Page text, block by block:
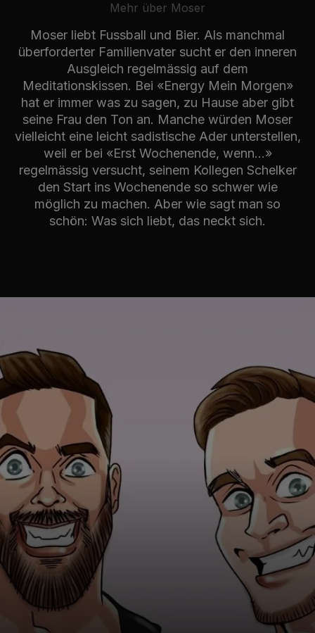
Mehr über Moser
Moser liebt Fussball und Bier. Als manchmal
überforderter Familienvater sucht er den inneren
Ausgleich regelmässig auf dem
Meditationskissen. Bei «Energy Mein Morgen»
hat er immer was zu sagen, zu Hause aber gibt
seine Frau den Ton an. Manche würden Moser
vielleicht eine leicht sadistische Ader unterstellen,
weil er bei «Erst Wochenende, wenn…»
regelmässig versucht, seinem Kollegen Schelker
den Start ins Wochenende so schwer wie
möglich zu machen. Aber wie sagt man so
schön: Was sich liebt, das neckt sich.